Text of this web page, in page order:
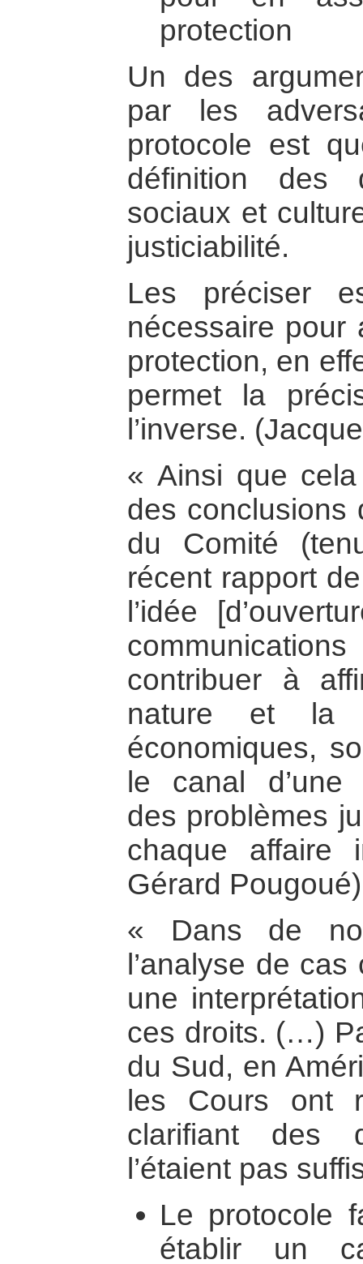
protection
Un des
par les
protocole est
définition des
sociaux et
justiciabilité.
Les préciser
nécessaire pour
protection, en
permet la
l’inverse.
« Ainsi que
des conclusions
du Comité
récent rapport
l’idée
contribuer à
nature et la
économiques,
le canal d’une
des problèmes
chaque affaire
Gérard Pougoué)
« Dans de
l’analyse de
une
ces droits. (…)
du Sud, en
les Cours ont
clarifiant des
l’étaient pas
Le protocole
établir un